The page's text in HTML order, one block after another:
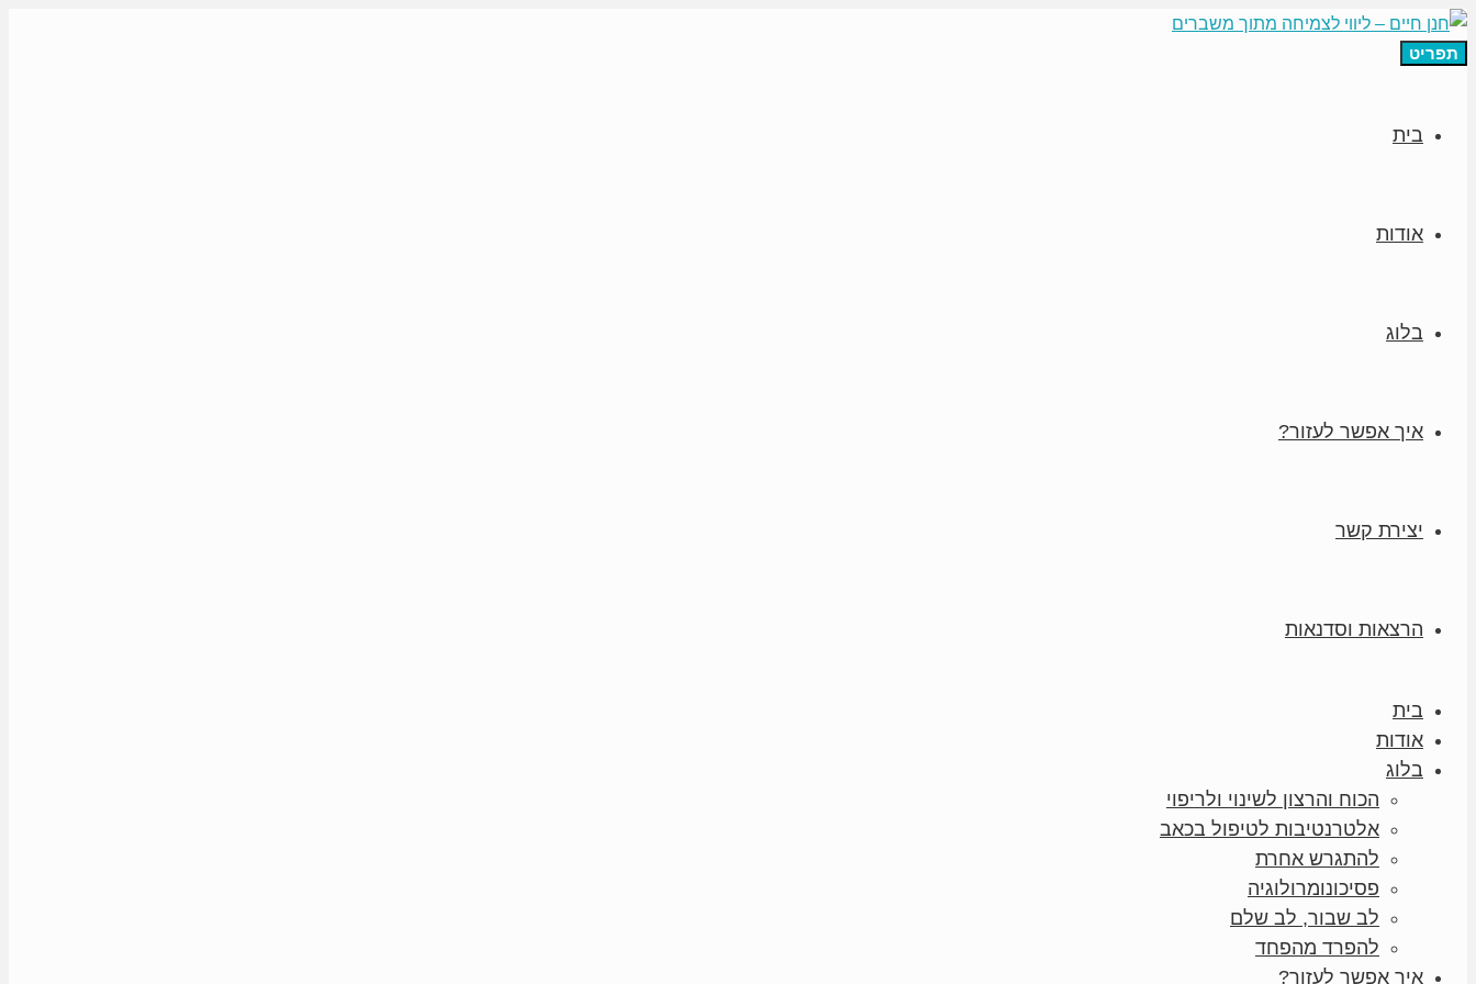
תפריט
בית
אודות
בלוג
איך אפשר לעזור?
יצירת קשר
הרצאות וסדנאות
בית
אודות
בלוג
הכוח והרצון לשינוי ולריפוי
אלטרנטיבות לטיפול בכאב
להתגרש אחרת
פסיכונומרולוגיה
לב שבור, לב שלם
להפרד מהפחד
איך אפשר לעזור?